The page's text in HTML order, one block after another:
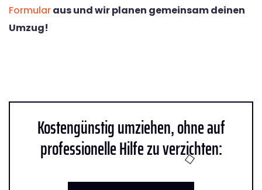
Formularaus und wir planen gemeinsam deinen
Umzug!
Kostengünstig umziehen, ohne auf
professionelle Hilfe zu verzichten: